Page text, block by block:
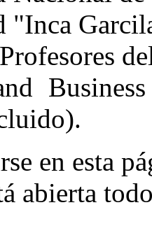
"Inca
en esta
abierta